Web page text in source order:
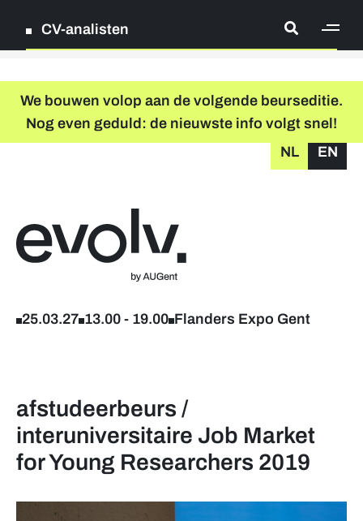
CV-analisten
Log in
Registreer
Registreer
Deelnemende bedrijven
We bouwen volop aan de volgende beurseditie.
Nog even geduld: de nieuwste info volgt snel!
NL
EN
25.03.27 13.00 - 19.00 Flanders Expo Gent
afstudeerbeurs /
interuniversitaire Job Market
for Young Researchers 2019